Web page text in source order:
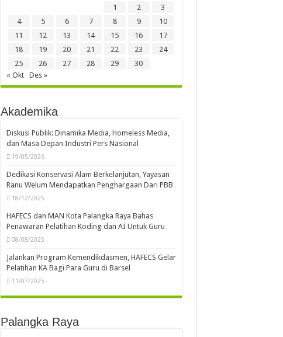
1
2
3
4
5 6 7 8 9
10
11
12 13 14 15 16
17
18
19 20 21 22 23
24
25
26 27 28 29
30
« Okt
Des »
Akademika
Diskusi Publik: Dinamika Media, Homeless Media,
dan Masa Depan Industri Pers Nasional
19/05/2026
Dedikasi Konservasi Alam Berkelanjutan, Yayasan
Ranu Welum Mendapatkan Penghargaan Dari PBB
18/12/2025
HAFECS dan MAN Kota Palangka Raya Bahas
Penawaran Pelatihan Koding dan AI Untuk Guru
08/08/2025
Jalankan Program Kemendikdasmen, HAFECS Gelar
Pelatihan KA Bagi Para Guru di Barsel
11/07/2025
Palangka Raya